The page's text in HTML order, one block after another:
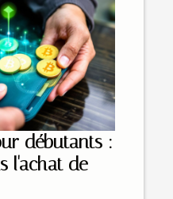
débutants :
l'achat de